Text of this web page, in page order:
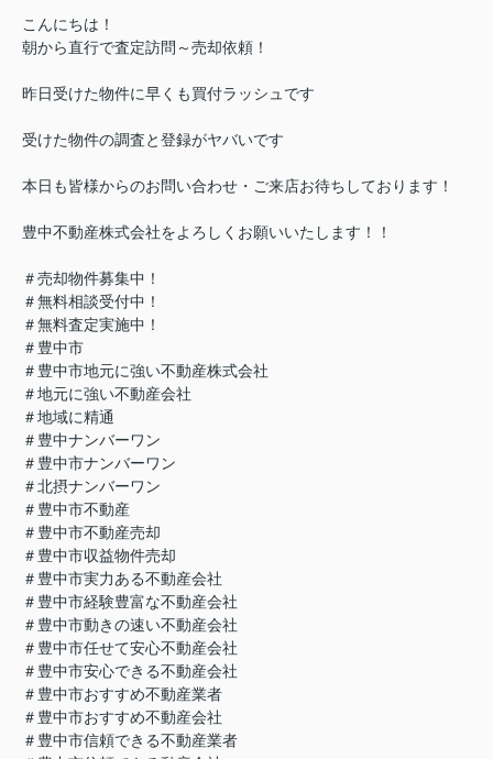
こんにちは！
朝から直行で査定訪問～売却依頼！
昨日受けた物件に早くも買付ラッシュです
受けた物件の調査と登録がヤバいです
本日も皆様からのお問い合わせ・ご来店お待ちしております！
豊中不動産株式会社をよろしくお願いいたします！！
＃売却物件募集中！
＃無料相談受付中！
＃無料査定実施中！
＃豊中市
＃豊中市地元に強い不動産株式会社
＃地元に強い不動産会社
＃地域に精通
＃豊中ナンバーワン
＃豊中市ナンバーワン
＃北摂ナンバーワン
＃豊中市不動産
＃豊中市不動産売却
＃豊中市収益物件売却
＃豊中市実力ある不動産会社
＃豊中市経験豊富な不動産会社
＃豊中市動きの速い不動産会社
＃豊中市任せて安心不動産会社
＃豊中市安心できる不動産会社
＃豊中市おすすめ不動産業者
＃豊中市おすすめ不動産会社
＃豊中市信頼できる不動産業者